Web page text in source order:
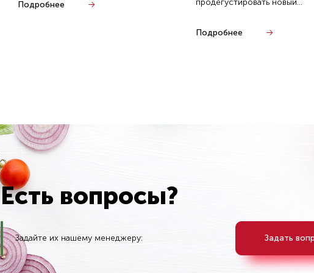
Подробнее продегустировать новый...
Подробнее
Есть вопросы?
Задайте их нашему менеджеру: Задать